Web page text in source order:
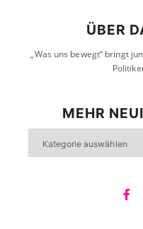
ÜBER
„Was uns bewegt“ bringt
MEHR
Neuigkeiten